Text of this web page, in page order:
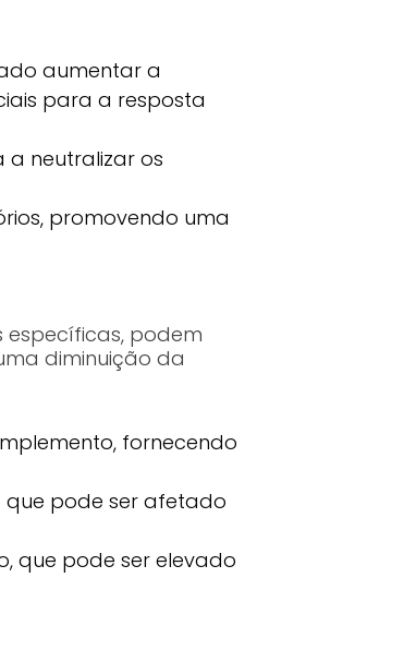
aumentar a
para a resposta
a neutralizar os
promovendo uma
específicas, podem
diminuição da
fornecendo
que pode ser afetado
que pode ser elevado